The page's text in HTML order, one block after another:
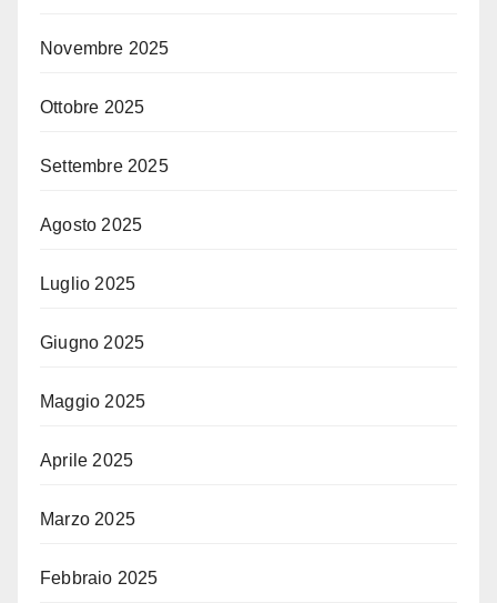
Novembre 2025
Ottobre 2025
Settembre 2025
Agosto 2025
Luglio 2025
Giugno 2025
Maggio 2025
Aprile 2025
Marzo 2025
Febbraio 2025